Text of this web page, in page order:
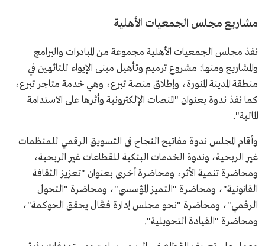
مشاريع مجلس الجمعيات الأهلية
نفذ مجلس الجمعيات الأهلية مجموعة من المبادرات والبرامج
والمشاريع ومنها: مشروع ترميم وتأهيل مبنى الإيواء للتائهين في
منطقة المدينة المنورة، وإطلاق منصة تبرع، وهي خدمة متاجر تبرع،
كما نفذ ندوة بعنوان "المنصات الإلكترونية وأثرها على الاستدامة
المالية".
وأقام المجلس ندوة مفاتيح النجاح في التسويق الرقمي للمنظمات
غير الربحية، وندوة الخدمات البنكية للقطاعات غير الربحية،
ومحاضرة تنمية الأثر، ومحاضرة أخرى بعنوان "تعزيز الثقافة
القانونية"، ومحاضرة "التميز المؤسسي"، ومحاضرة "التحول
الرقمي"، ومحاضرة "نحو مجلس إدارة فعَّال يحقق الحوكمة"،
ومحاضرة "القيادة التحويلية".